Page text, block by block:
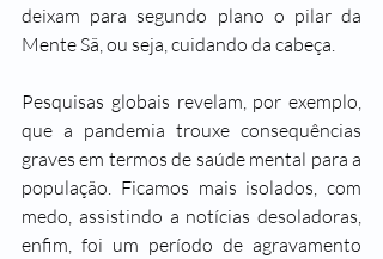
deixam para segundo plano o pilar da
Mente Sã, ou seja, cuidando da cabeça.
Pesquisas globais revelam, por exemplo,
que a pandemia trouxe consequências
graves em termos de saúde mental para a
população. Ficamos mais isolados, com
medo, assistindo a notícias desoladoras,
enfim, foi um período de agravamento